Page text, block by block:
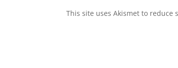
This site uses Akismet to reduce